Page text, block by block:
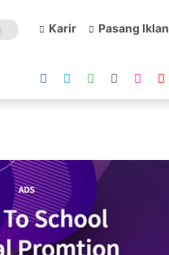
Karir Pasang Iklan